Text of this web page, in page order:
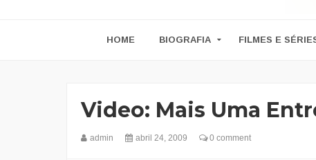
HOME BIOGRAFIA FILMES E
Video: Mais Uma
admin abril 24, 2009 0 comment